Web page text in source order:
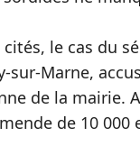
le cas du
sur-Marne,
de la mairie.
de 10